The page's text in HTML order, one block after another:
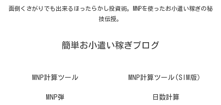
面倒くさがりでも出来るほったらかし投資術。MNPを使ったお小遣い稼ぎの秘
技伝授。
簡単お小遣い稼ぎブログ
MNP計算ツール MNP計算ツール(SIM版）
MNP弾 日数計算